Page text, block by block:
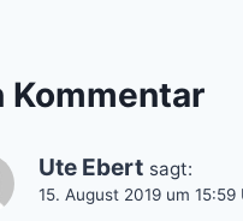
Kommentar
Ute Ebert sagt:
15. August 2019 um 15:59